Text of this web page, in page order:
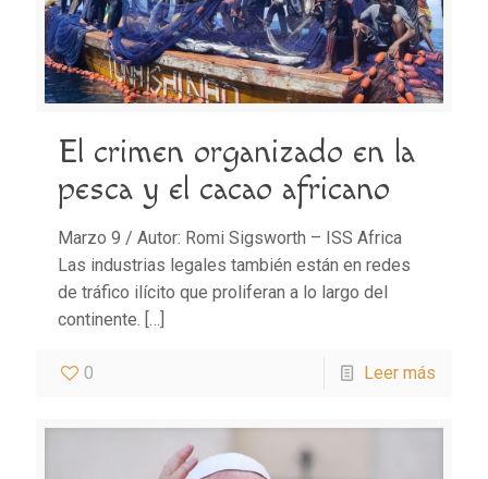
El crimen organizado en la
pesca y el cacao africano
Marzo 9 / Autor: Romi Sigsworth – ISS Africa
Las industrias legales también están en redes
de tráfico ilícito que proliferan a lo largo del
continente. […]
0 Leer más